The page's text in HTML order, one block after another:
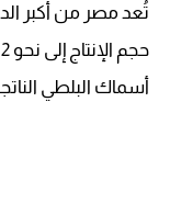
تُعد مصر من أكبر
أسماك البلطي